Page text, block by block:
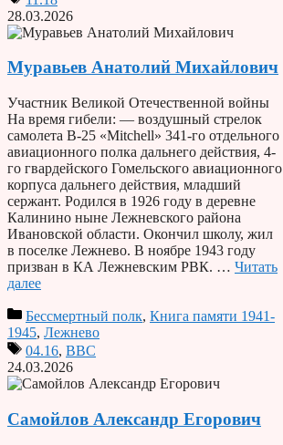
28.03.2026
Муравьев Анатолий Михайлович
Участник Великой Отечественной войны
На время гибели: — воздушный стрелок
самолета B-25 «Mitchell» 341-го отдельного
авиационного полка дальнего действия, 4-
го гвардейского Гомельского авиационного
корпуса дальнего действия, младший
сержант. Родился в 1926 году в деревне
Калинино ныне Лежневского района
Ивановской области. Окончил школу, жил
в поселке Лежнево. В ноябре 1943 году
призван в КА Лежневским РВК. … Читать
далее
Бессмертный полк, Книга памяти 1941-
1945, Лежнево
04.16, ВВС
24.03.2026
Самойлов Александр Егорович